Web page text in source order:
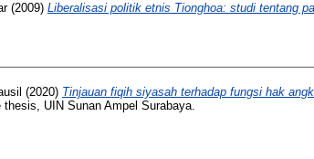
(2009) Liberalisasi politik etnis Tionghoa: studi tentang
(2020) Tinjauan fiqih siyasah terhadap fungsi hak
thesis, UIN Sunan Ampel Surabaya.